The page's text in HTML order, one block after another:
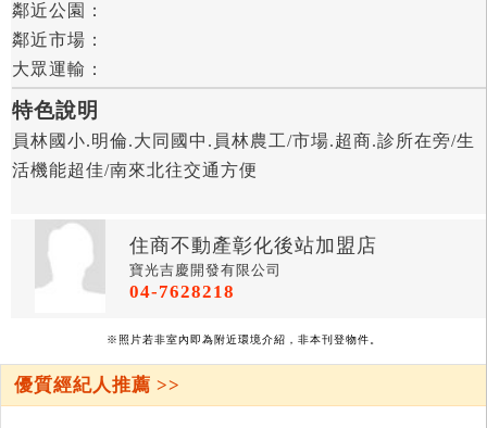
鄰近公園：
鄰近市場：
大眾運輸：
特色說明
員林國小.明倫.大同國中.員林農工/市場.超商.診所在旁/生
活機能超佳/南來北往交通方便
住商不動產彰化後站加盟店
寶光吉慶開發有限公司
04-7628218
※照片若非室內即為附近環境介紹，非本刊登物件。
優質經紀人推薦 >>